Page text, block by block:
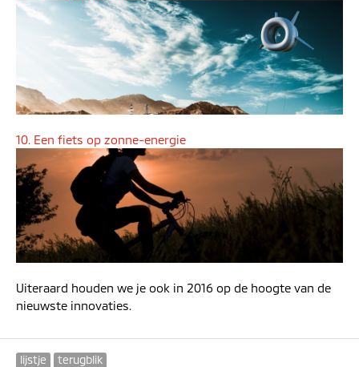
10. Een fiets op zonne-energie
Uiteraard houden we je ook in 2016 op de hoogte van de
nieuwste innovaties.
lijstje terugblik